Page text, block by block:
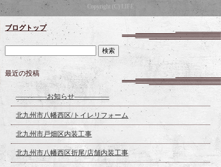
Copyright (C) LIFE
ブログトップ
最近の投稿
————–お知らせ—————
北九州市八幡西区/トイレリフォーム
北九州市戸畑区内装工事
北九州市八幡西区折尾/店舗内装工事